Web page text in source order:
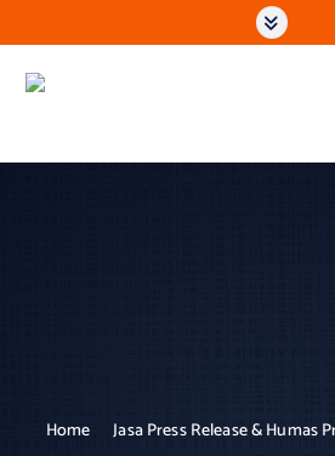
k
c
Home Jasa Press Release & Humas